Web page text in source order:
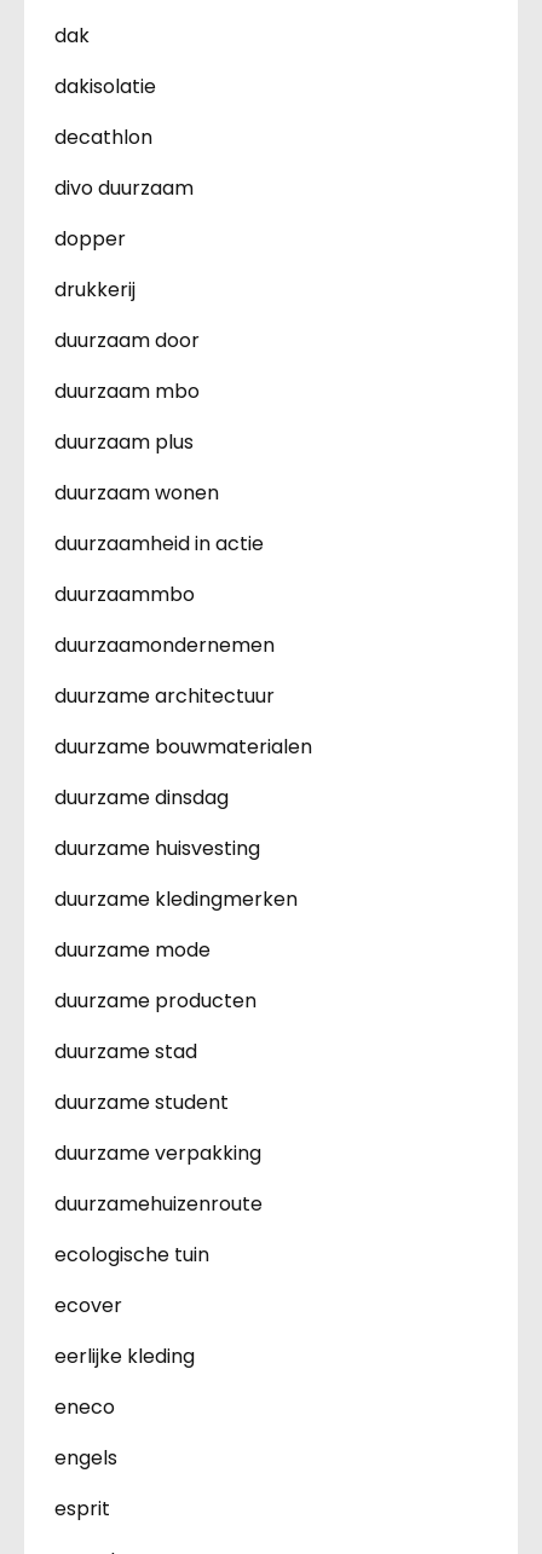
dak
dakisolatie
decathlon
divo duurzaam
dopper
drukkerij
duurzaam door
duurzaam mbo
duurzaam plus
duurzaam wonen
duurzaamheid in actie
duurzaammbo
duurzaamondernemen
duurzame architectuur
duurzame bouwmaterialen
duurzame dinsdag
duurzame huisvesting
duurzame kledingmerken
duurzame mode
duurzame producten
duurzame stad
duurzame student
duurzame verpakking
duurzamehuizenroute
ecologische tuin
ecover
eerlijke kleding
eneco
engels
esprit